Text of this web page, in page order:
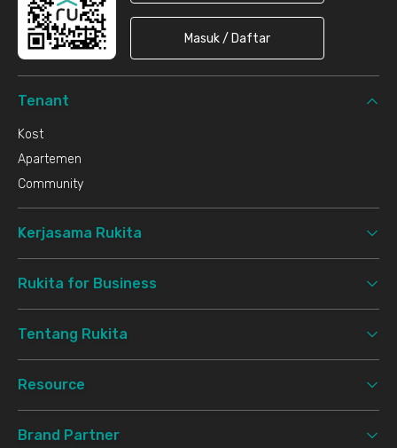
Masuk / Daftar
Tenant
Kost
Apartemen
Community
Kerjasama Rukita
Rukita for Business
Tentang Rukita
Resource
Brand Partner